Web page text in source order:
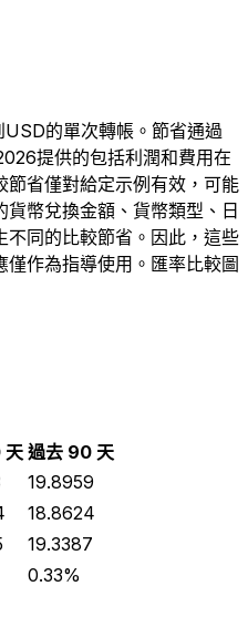
的單次轉帳。節省通過
提供的包括利潤和費用在
節省僅對給定示例有效，可能
幣兌換金額、貨幣類型、日
同的比較節省。因此，這些
作為指導使用。匯率比較圖
天 過去 90 天
19.8959
18.8624
19.3387
0.33%